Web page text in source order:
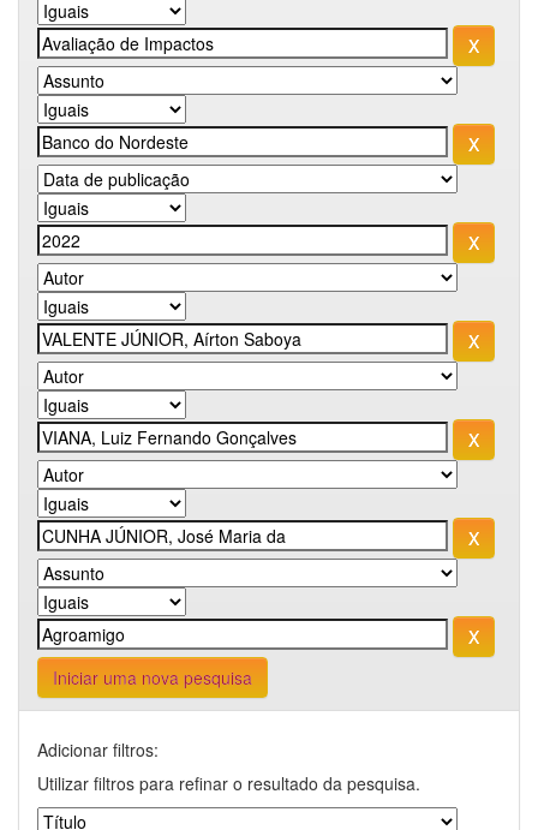
Iniciar uma nova pesquisa
Adicionar filtros:
Utilizar filtros para refinar o resultado da pesquisa.